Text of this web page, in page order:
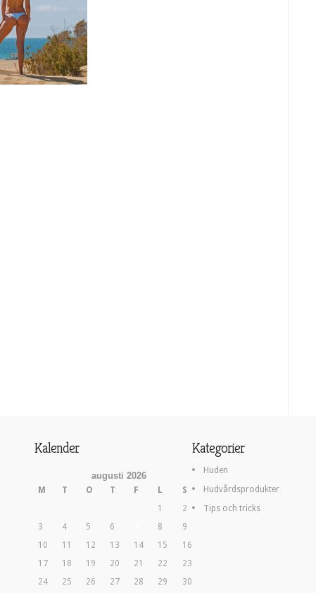
Kalender
augusti 2026
M T O T F L
S
1
2
3
4 5 6 8
9
10
11 12 13 14 15
16
17
18 19 20 21 22
23
24
25 26 27 28 29 30
Kategorier
Huden
Hudvårdsprodukter
Tips och tricks